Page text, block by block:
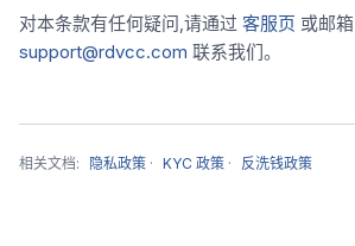
对本条款有任何疑问,请通过 客服页 或邮箱
support@rdvcc.com 联系我们。
相关文档: 隐私政策 · KYC 政策 · 反洗钱政策